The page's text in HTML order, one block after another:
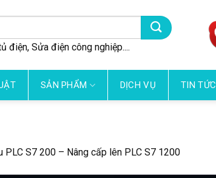
điện, Sửa điện công nghiệp....
SẢN PHẨM DỊCH VỤ TIN TỨC
PLC S7 200 – Nâng cấp lên PLC S7 1200